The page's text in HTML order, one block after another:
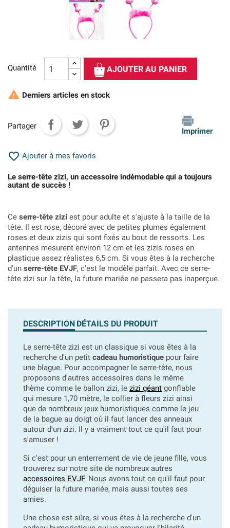
Quantité AJOUTER AU PANIER
 Derniers articles en stock
Partager
Imprimer
 Ajouter à mes favoris
Le serre-tête zizi, un accessoire indémodable qui a toujours
autant de succès !
Ce serre-tête zizi est pour adulte et s'ajuste à la taille de la
tête. Il est rose, décoré avec de petites plumes également
roses et deux zizis qui sont fixés au bout de ressorts. Les
antennes mesurent environ 12 cm et les zizis roses en
plastique assez réalistes 6,5 cm. Si vous êtes à la recherche
d'un serre-tête EVJF, c'est le modèle parfait. Avec ce serre-
tête zizi sur la tête, la future mariée ne passera pas inaperçue.
DESCRIPTION DÉTAILS DU PRODUIT
Le serre-tête zizi est un classique si vous êtes à la
recherche d'un petit cadeau humoristique pour faire
une blague. Pour accompagner le serre-tête, nous
proposons d'autres accessoires dans le même
thème comme le ballon zizi, le zizi géant gonflable
qui mesure 1,70 mètre, le collier à fleurs zizi ainsi
que de nombreux jeux humoristiques comme le jeu
de la bague au doigt où il faut lancer des anneaux
autour d'un zizi. Il y a vraiment tout ce qu'il faut pour
s'amuser !
Si c'est pour un enterrement de vie de jeune fille, vous
trouverez sur notre site de nombreux autres
accessoires EVJF. Nous avons tout ce qu'il faut pour
déguiser la future mariée, mais aussi toutes ses
amies.
Une chose est sûre, si vous êtes à la recherche d'un